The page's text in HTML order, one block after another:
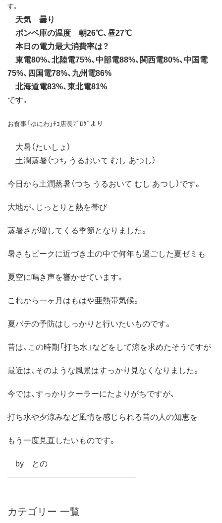
す。
天気 曇り
ボンベ庫の温度 朝26℃、昼27℃
本日の電力最大消費率は？
東電80%、北陸電75%、中部電88%、関西電80%、中国電
75%、四国電78%、九州電86%
北海道電83%、東北電81%
です。
お食事「ゆにわ」ﾁｺ店長ﾌﾞﾛｸﾞより
大暑（たいしょ）
土潤蒸暑（つち うるおいて むし あつし）
今日から土潤蒸暑（つち うるおいて むし あつし）です。
大地が、じっとりと熱を帯び
蒸暑さが増してくる季節となりました。
暑さもピークに近づき土の中で何年も過ごした夏ゼミも
夏空に鳴き声を響かせています。
これから一ヶ月はもはや亜熱帯気候。
夏バテの予防はしっかりと行いたいものです。
昔は、この時期「打ち水」などをして涼を求めたそうですが
最近は、そのような風景はすっかり見なくなりました。
今では、すっかりクーラーにたよりがちですが、
打ち水や夕涼みなど風情を感じられる昔の人の知恵を
もう一度見直したいものです。
by との
カテゴリー 一覧